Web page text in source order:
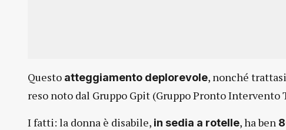
Questo atteggiamento deplorevole, nonché
reso noto dal Gruppo Gpit (Gruppo Pronto
I fatti: la donna è disabile, in sedia a rotelle, ha ben